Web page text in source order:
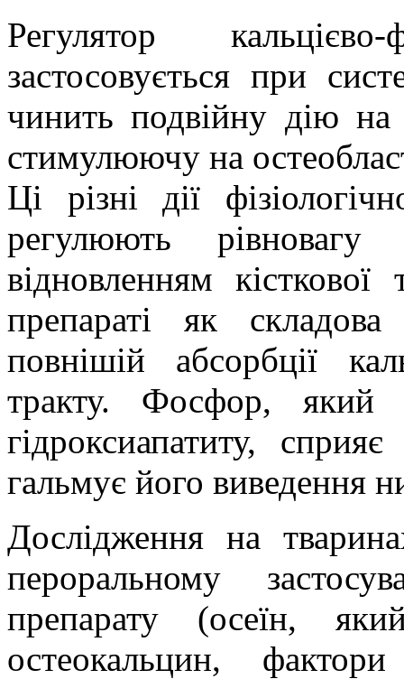
Регулятор
застосовується при
чинить подвійну дію на
стимулюючу на
Ці різні дії
регулюють
відновленням
препараті як
повнішій абсорбції
тракту. Фосфор, який
гідроксиапатиту,
гальмує його виведення
Дослідження на
пероральному
препарату (осеїн,
остеокальцин,